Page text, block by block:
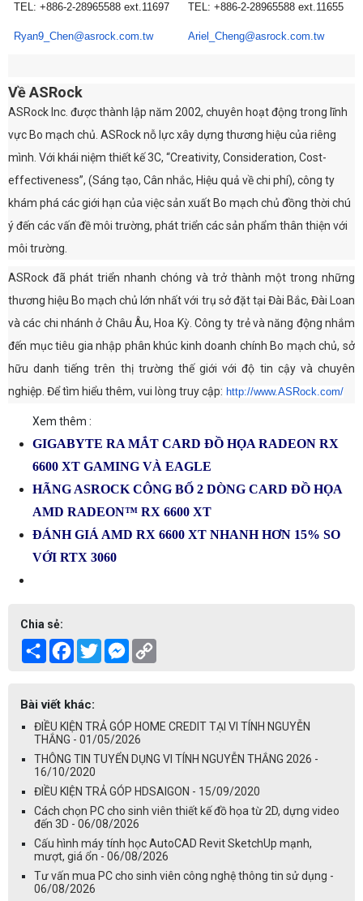
TEL: +886-2-28965588 ext.11697 TEL: +886-2-28965588 ext.11655
Ryan9_Chen@asrock.com.tw Ariel_Cheng@asrock.com.tw
Về ASRock
ASRock Inc. được thành lập năm 2002, chuyên hoạt động trong lĩnh
vực Bo mạch chủ. ASRock nỗ lực xây dựng thương hiệu của riêng
mình. Với khái niệm thiết kế 3C, “Creativity, Consideration, Cost-
effectiveness”, (Sáng tạo, Cân nhắc, Hiệu quả về chi phí), công ty
khám phá các giới hạn của việc sản xuất Bo mạch chủ đồng thời chú
ý đến các vấn đề môi trường, phát triển các sản phẩm thân thiện với
môi trường.
ASRock đã phát triển nhanh chóng và trở thành một trong những
thương hiệu Bo mạch chủ lớn nhất với trụ sở đặt tại Đài Bắc, Đài Loan
và các chi nhánh ở Châu Âu, Hoa Kỳ. Công ty trẻ và năng động nhắm
đến mục tiêu gia nhập phân khúc kinh doanh chính Bo mạch chủ, sở
hữu danh tiếng trên thị trường thế giới với độ tin cậy và chuyên
nghiệp. Để tìm hiểu thêm, vui lòng truy cập: http://www.ASRock.com/
Xem thêm :
GIGABYTE RA MẮT CARD ĐỒ HỌA RADEON RX
6600 XT GAMING VÀ EAGLE
HÃNG ASROCK CÔNG BỐ 2 DÒNG CARD ĐỒ HỌA
AMD RADEON™ RX 6600 XT
ĐÁNH GIÁ AMD RX 6600 XT NHANH HƠN 15% SO
VỚI RTX 3060
Chia sẻ:
Share Facebook
TwitterMessenger
Bài viết khác:
ĐIỀU KIỆN TRẢ GÓP HOME CREDIT TẠI VI TÍNH NGUYỄN
THẮNG - 01/05/2026
THÔNG TIN TUYỂN DỤNG VI TÍNH NGUYỄN THẮNG 2026 -
16/10/2020
ĐIỀU KIỆN TRẢ GÓP HDSAIGON - 15/09/2020
Cách chọn PC cho sinh viên thiết kế đồ họa từ 2D, dựng video
đến 3D - 06/08/2026
Cấu hình máy tính học AutoCAD Revit SketchUp mạnh,
mượt, giá ổn - 06/08/2026
Tư vấn mua PC cho sinh viên công nghệ thông tin sử dụng -
06/08/2026